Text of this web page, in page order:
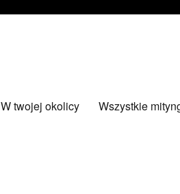
W twojej okolicy Wszystkie